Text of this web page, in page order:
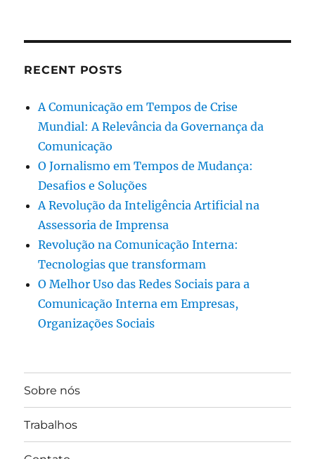
RECENT POSTS
A Comunicação em Tempos de Crise
Mundial: A Relevância da Governança da
Comunicação
O Jornalismo em Tempos de Mudança:
Desafios e Soluções
A Revolução da Inteligência Artificial na
Assessoria de Imprensa
Revolução na Comunicação Interna:
Tecnologias que transformam
O Melhor Uso das Redes Sociais para a
Comunicação Interna em Empresas,
Organizações Sociais
Sobre nós
Trabalhos